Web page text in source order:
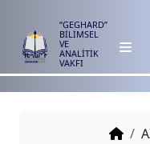
“GEGHARD”
BİLİMSEL
VE
ANALİTİK
VAKFI